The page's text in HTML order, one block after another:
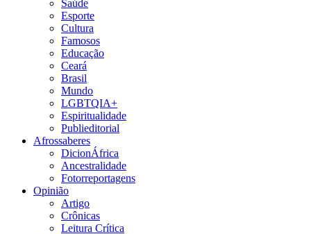
Saúde
Esporte
Cultura
Famosos
Educação
Ceará
Brasil
Mundo
LGBTQIA+
Espiritualidade
Publieditorial
Afrossaberes
DicionÁfrica
Ancestralidade
Fotorreportagens
Opinião
Artigo
Crônicas
Leitura Crítica